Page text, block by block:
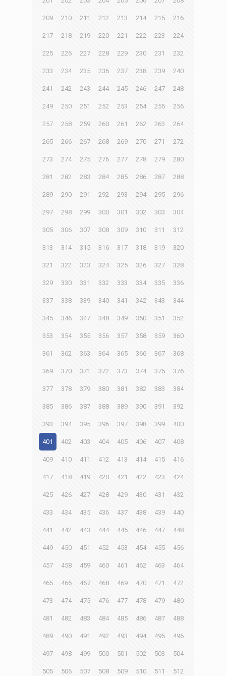
209 210 211 212 213 214 215 216
217 218 219 220 221 222 223 224
225 226 227 228 229 230 231 232
233 234 235 236 237 238 239 240
241 242 243 244 245 246 247 248
249 250 251 252 253 254 255 256
257 258 259 260 261 262 263 264
265 266 267 268 269 270 271 272
273 274 275 276 277 278 279 280
281 282 283 284 285 286 287 288
289 290 291 292 293 294 295 296
297 298 299 300 301 302 303 304
305 306 307 308 309 310 311 312
313 314 315 316 317 318 319 320
321 322 323 324 325 326 327 328
329 330 331 332 333 334 335 336
337 338 339 340 341 342 343 344
345 346 347 348 349 350 351 352
353 354 355 356 357 358 359 360
361 362 363 364 365 366 367 368
369 370 371 372 373 374 375 376
377 378 379 380 381 382 383 384
385 386 387 388 389 390 391 392
393 394 395 396 397 398 399 400
401 402 403 404 405 406 407 408
409 410 411 412 413 414 415 416
417 418 419 420 421 422 423 424
425 426 427 428 429 430 431 432
433 434 435 436 437 438 439 440
441 442 443 444 445 446 447 448
449 450 451 452 453 454 455 456
457 458 459 460 461 462 463 464
465 466 467 468 469 470 471 472
473 474 475 476 477 478 479 480
481 482 483 484 485 486 487 488
489 490 491 492 493 494 495 496
497 498 499 500 501 502 503 504
505 506 507 508 509 510 511 512